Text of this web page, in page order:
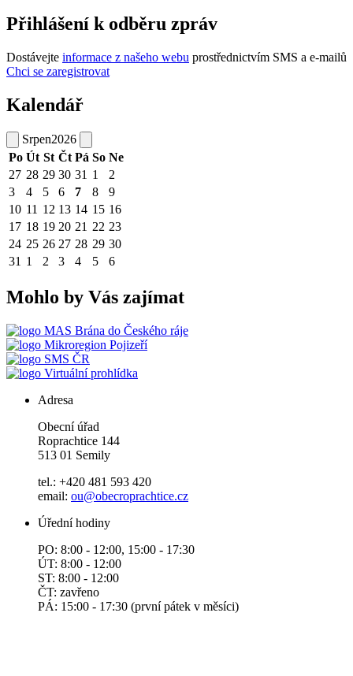
Přihlášení k odběru zpráv
Dostávejte informace z našeho webu prostřednictvím SMS a e-mailů
Chci se zaregistrovat
Kalendář
Srpen2026
Po Út St Čt Pá So Ne
27 28 29 30 31 1
2
3
4 5 6 7 8
9
10 11 12 13 14 15 16
17 18 19 20 21 22 23
24 25 26 27 28 29 30
31 1 2 3 4 5 6
Mohlo by Vás zajímat
MAS Brána do Českého ráje
Mikroregion Pojizeří
SMS ČR
Virtuální prohlídka
Adresa
Obecní úřad
Roprachtice 144
513 01 Semily
tel.: +420 481 593 420
email: ou@obecroprachtice.cz
Úřední hodiny
PO: 8:00 - 12:00, 15:00 - 17:30
ÚT: 8:00 - 12:00
ST: 8:00 - 12:00
ČT: zavřeno
PÁ: 15:00 - 17:30 (první pátek v měsíci)